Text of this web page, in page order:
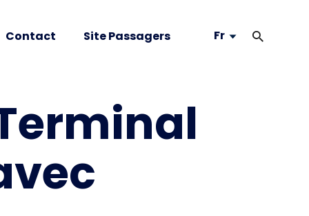
Contact Site Passagers Fr